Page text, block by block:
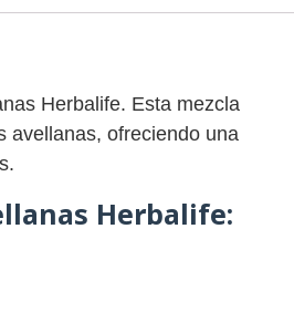
Herbalife. Esta mezcla
avellanas, ofreciendo una
Herbalife: